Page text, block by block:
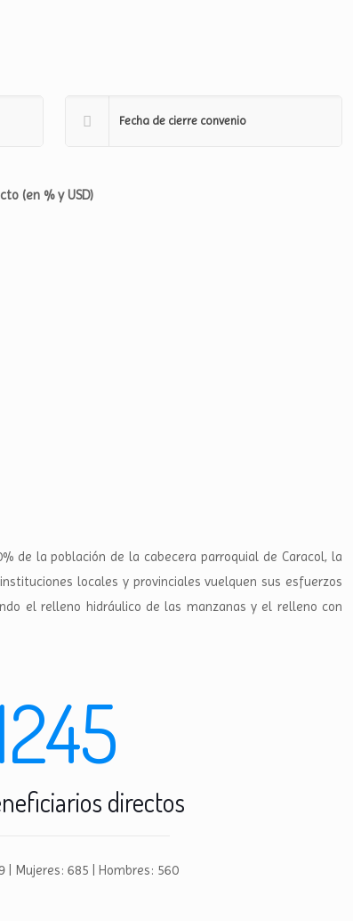
Fecha de cierre convenio
(en % y USD)
de la población de la cabecera parroquial de Caracol, la
locales y provinciales vuelquen sus esfuerzos
el relleno hidráulico de las manzanas y el relleno con
directos
| Mujeres: 685 | Hombres: 560